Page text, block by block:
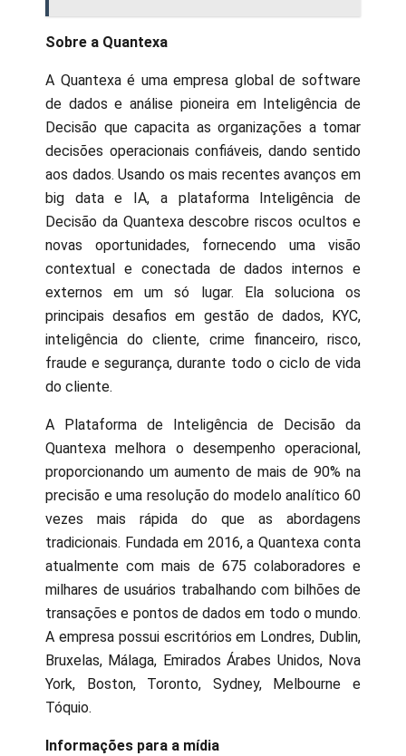
Sobre a Quantexa
A Quantexa é uma empresa global de software
de dados e análise pioneira em Inteligência de
Decisão que capacita as organizações a tomar
decisões operacionais confiáveis, dando sentido
aos dados. Usando os mais recentes avanços em
big data e IA, a plataforma Inteligência de
Decisão da Quantexa descobre riscos ocultos e
novas oportunidades, fornecendo uma visão
contextual e conectada de dados internos e
externos em um só lugar. Ela soluciona os
principais desafios em gestão de dados, KYC,
inteligência do cliente, crime financeiro, risco,
fraude e segurança, durante todo o ciclo de vida
do cliente.
A Plataforma de Inteligência de Decisão da
Quantexa melhora o desempenho operacional,
proporcionando um aumento de mais de 90% na
precisão e uma resolução do modelo analítico 60
vezes mais rápida do que as abordagens
tradicionais. Fundada em 2016, a Quantexa conta
atualmente com mais de 675 colaboradores e
milhares de usuários trabalhando com bilhões de
transações e pontos de dados em todo o mundo.
A empresa possui escritórios em Londres, Dublin,
Bruxelas, Málaga, Emirados Árabes Unidos, Nova
York, Boston, Toronto, Sydney, Melbourne e
Tóquio.
Informações para a mídia